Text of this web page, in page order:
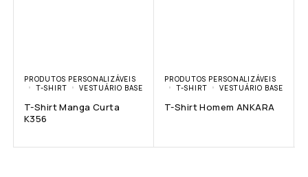
PRODUTOS PERSONALIZÁVEIS
T-SHIRT
VESTUÁRIO BASE
T-Shirt Manga Curta
K356
PRODUTOS PERSONALIZÁVEIS
T-SHIRT
VESTUÁRIO BASE
T-Shirt Homem ANKARA